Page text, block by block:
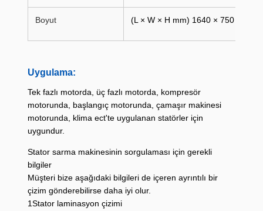
Boyut (L × W × H mm) 1640 × 750 × 1760
Uygulama:
Tek fazlı motorda, üç fazlı motorda, kompresör
motorunda, başlangıç motorunda, çamaşır makinesi
motorunda, klima ect'te uygulanan statörler için
uygundur.
Stator sarma makinesinin sorgulaması için gerekli
bilgiler
Müşteri bize aşağıdaki bilgileri de içeren ayrıntılı bir
çizim gönderebilirse daha iyi olur.
1Stator laminasyon çizimi